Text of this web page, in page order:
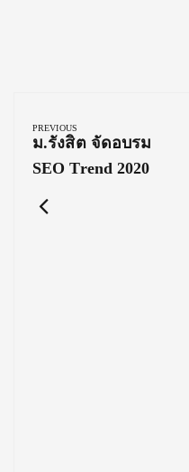
navigation
PREVIOUS
Previous
Post:
ม.รังสิต จัดอบรม
SEO Trend 2020